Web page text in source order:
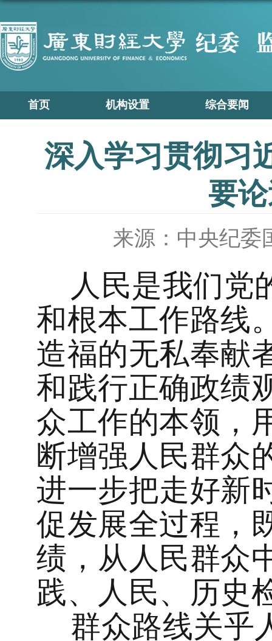
首页 机构设置 综合要闻
深入学习贯彻习
要
来源：中央纪委
人民是我们党
和根本工作路线
造福的无私奉献
和践行正确政绩
众工作的本领，
断增强人民群众
进一步把走好新
促发展全过程，
绩，从人民群众
践、人民、历史
群众路线关乎